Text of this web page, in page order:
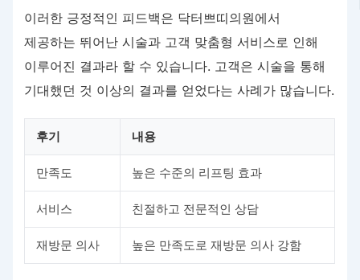
이러한 긍정적인 피드백은 닥터쁘띠의원에서
제공하는 뛰어난 시술과 고객 맞춤형 서비스로 인해
이루어진 결과라 할 수 있습니다. 고객은 시술을 통해
기대했던 것 이상의 결과를 얻었다는 사례가 많습니다.
후기 내용
만족도 높은 수준의 리프팅 효과
서비스 친절하고 전문적인 상담
재방문 의사 높은 만족도로 재방문 의사 강함